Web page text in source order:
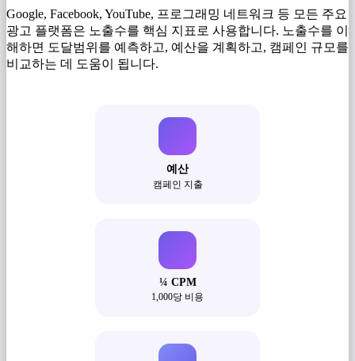
Google, Facebook, YouTube, 프로그래밍 네트워크 등 모든 주요
광고 플랫폼은 노출수를 핵심 지표로 사용합니다. 노출수를 이
해하면 도달범위를 예측하고, 예산을 계획하고, 캠페인 규모를
비교하는 데 도움이 됩니다.
예산
캠페인 지출
¼ CPM
1,000당 비용